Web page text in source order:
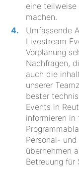
eine teilweise
machen.
Umfassende
Livestream
Vorplanung
Nachfragen,
auch die
unserer
bester
Events in
informieren in
Personal-
übernehmen
Betreuung für